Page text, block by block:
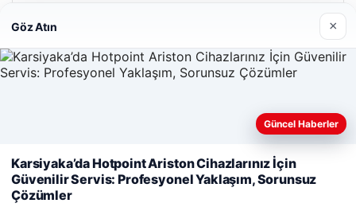
Son Eklenen Firmalar
deneyiminizi kişiselleştirmek ve geliştirmek amacıyla çerezler
kullanıyoruz.Çerez Politikamız
Göz Atın ×
Güncel Haberler
Karsiyaka’da Hotpoint Ariston Cihazlarınız İçin
Güvenilir Servis: Profesyonel Yaklaşım, Sorunsuz
Çözümler